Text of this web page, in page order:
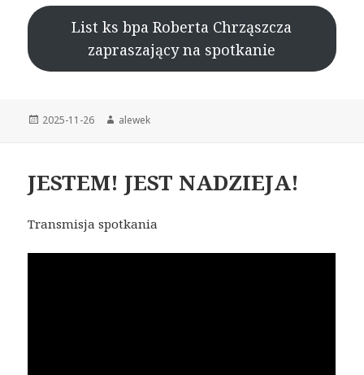
List ks bpa Roberta Chrząszcza
zapraszający na spotkanie
Opublikowano
2025-11-26 Autor
alewek
JESTEM! JEST NADZIEJA!
Transmisja spotkania